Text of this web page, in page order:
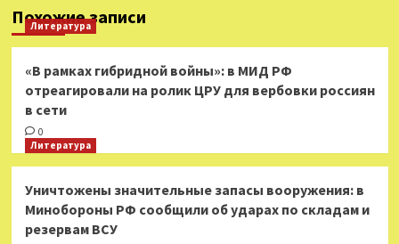
Похожие записи
Литература
«В рамках гибридной войны»: в МИД РФ
отреагировали на ролик ЦРУ для вербовки россиян
в сети
0
Литература
Уничтожены значительные запасы вооружения: в
Минобороны РФ сообщили об ударах по складам и
резервам ВСУ